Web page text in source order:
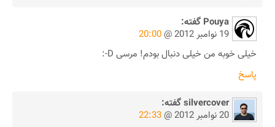
Pouya گفته:
19 نوامبر 2012 @
20:00
خیلی خوبه من خیلی دنبال بودم! مرسی D-:
پاسخ
silvercoverگفته:
20 نوامبر 2012 @
22:33